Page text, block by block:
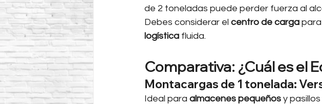
de 2 toneladas puede perder fuerza al
Debes considerar el centro de carga
logística fluida.
Comparativa: ¿Cuál es el
Montacargas de 1 tonelada:
Ideal para almacenes pequeños y